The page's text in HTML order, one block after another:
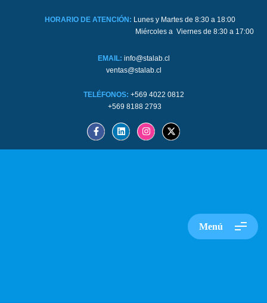
HORARIO DE ATENCIÓN: Lunes y Martes de 8:30 a 18:00
Miércoles a Viernes de 8:30 a 17:00
EMAIL: info@stalab.cl
ventas@stalab.cl
TELÉFONOS:+569 4022 0812
+569 8188 2793
Menú